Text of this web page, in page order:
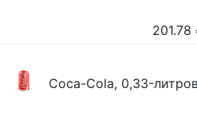
201.78
Coca-Cola, 0,33-